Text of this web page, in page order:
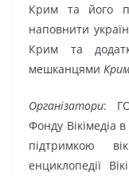
Крим та його
наповнити
Крим та
мешканцями
Організатори: ГО
Фонду Вікімедіа в
підтримкою
енциклопедії